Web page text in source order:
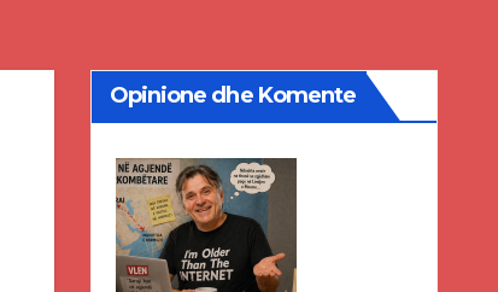
Opinione dhe Komente